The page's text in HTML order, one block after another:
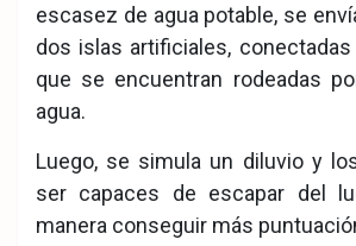
escasez de agua potable, se
dos islas artificiales,
que se encuentran rodeadas
agua.
Luego, se simula un diluvio y
ser capaces de escapar del
manera conseguir más